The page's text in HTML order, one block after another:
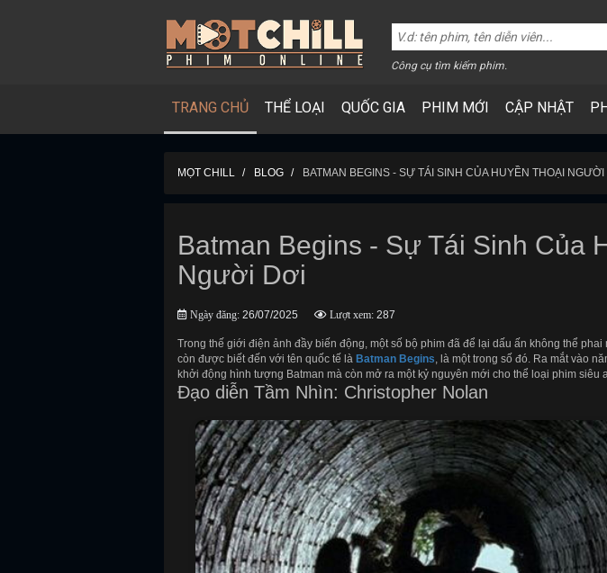
Công cụ tìm kiếm phim.
TRANG CHỦ THỂ LOẠI QUỐC GIA PHIM MỚI CẬP NHẬT
MỌT CHILL BLOG BATMAN BEGINS - SỰ TÁI SINH CỦA HUYỀN THOẠI NGƯỜI
Batman Begins - Sự Tái Sinh Của
Người Dơi
Ngày đăng: 26/07/2025 Lượt xem: 287
Trong thế giới điện ảnh đầy biến động, một số bộ phim đã để lại dấu ấn không thể phai
còn được biết đến với tên quốc tế là Batman Begins, là một trong số đó. Ra mắt vào
khởi động hình tượng Batman mà còn mở ra một kỷ nguyên mới cho thể loại phim siêu
Đạo diễn Tầm Nhìn: Christopher Nolan